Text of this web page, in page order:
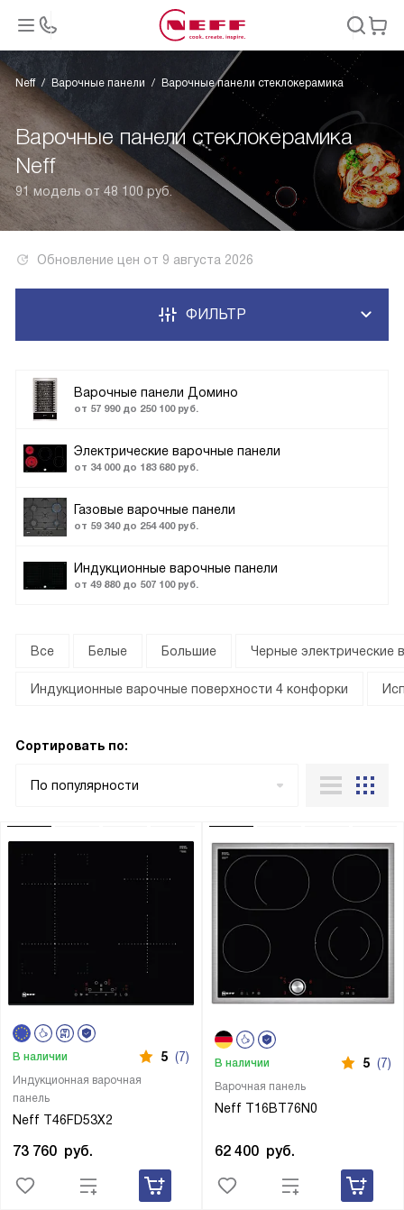
Neff Варочные панели Варочные панели стеклокерамика
Варочные панели стеклокерамика
Neff
91 модель от 48 100 руб.
Обновление цен от 9 августа 2026
Варочные панели Домино
от 57 990 до 250 100 руб.
Электрические варочные панели
от 34 000 до 183 680 руб.
Газовые варочные панели
от 59 340 до 254 400 руб.
Индукционные варочные панели
от 49 880 до 507 100 руб.
ФИЛЬТР
Все Белые Большие Черные электрические
Индукционные варочные поверхности 4 конфорки
Сортировать по:
По популярности
Индукционная варочная
панель
Neff T46FD53X2
В наличии 5 (7)
73 760 руб.
Варочная панель
Neff T16BT76N0
В наличии 5 (7)
62 400 руб.